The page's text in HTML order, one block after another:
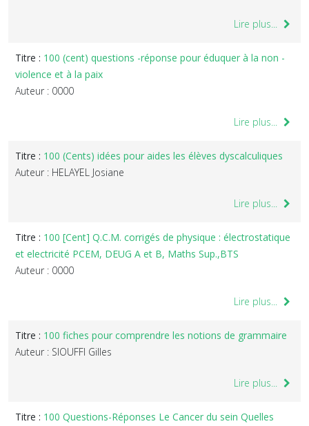
Lire plus...
Titre : 100 (cent) questions -réponse pour éduquer à la non -
violence et à la paix
Auteur : 0000
Lire plus...
Titre : 100 (Cents) idées pour aides les élèves dyscalculiques
Auteur : HELAYEL Josiane
Lire plus...
Titre : 100 [Cent] Q.C.M. corrigés de physique : électrostatique
et electricité PCEM, DEUG A et B, Maths Sup.,BTS
Auteur : 0000
Lire plus...
Titre : 100 fiches pour comprendre les notions de grammaire
Auteur : SIOUFFI Gilles
Lire plus...
Titre : 100 Questions-Réponses Le Cancer du sein Quelles